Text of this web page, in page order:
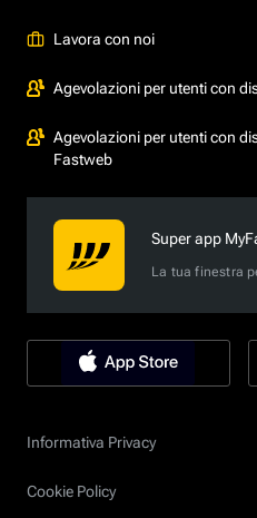
Lavora con noi
Agevolazioni per utenti con
Agevolazioni per utenti con
Fastweb
Super app
La tua finestra
Informativa Privacy
Cookie Policy